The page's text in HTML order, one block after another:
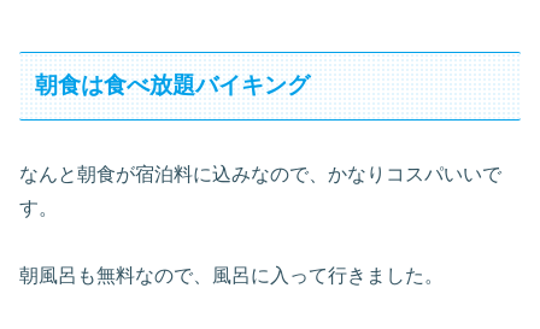
朝食は食べ放題バイキング
なんと朝食が宿泊料に込みなので、かなりコスパいいで
す。
朝風呂も無料なので、風呂に入って行きました。